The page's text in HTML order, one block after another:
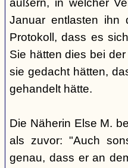
äußern, in welcher
Januar entlasten
Protokoll, dass es
Sie hätten dies bei
sie gedacht hätten,
gehandelt hätte.
Die Näherin Else M.
als zuvor: "Auch
genau, dass er an